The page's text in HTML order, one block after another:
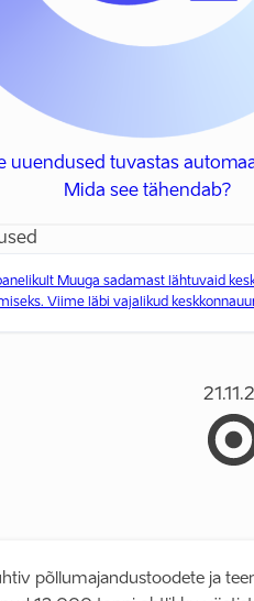
uuendused tuvastas
Mida see tähendab?
Muuga sadamast lähtuvaid
Viime läbi vajalikud
põllumajandustoodete ja